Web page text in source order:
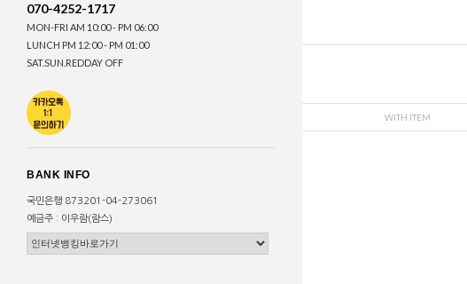
070-4252-1717
MON-FRI AM 10:00 - PM 06:00
LUNCH PM 12:00 - PM 01:00
SAT.SUN.REDDAY OFF
BANK INFO
국민은행 873201-04-273061
예금주 : 이우람(람스)
WITH ITEM